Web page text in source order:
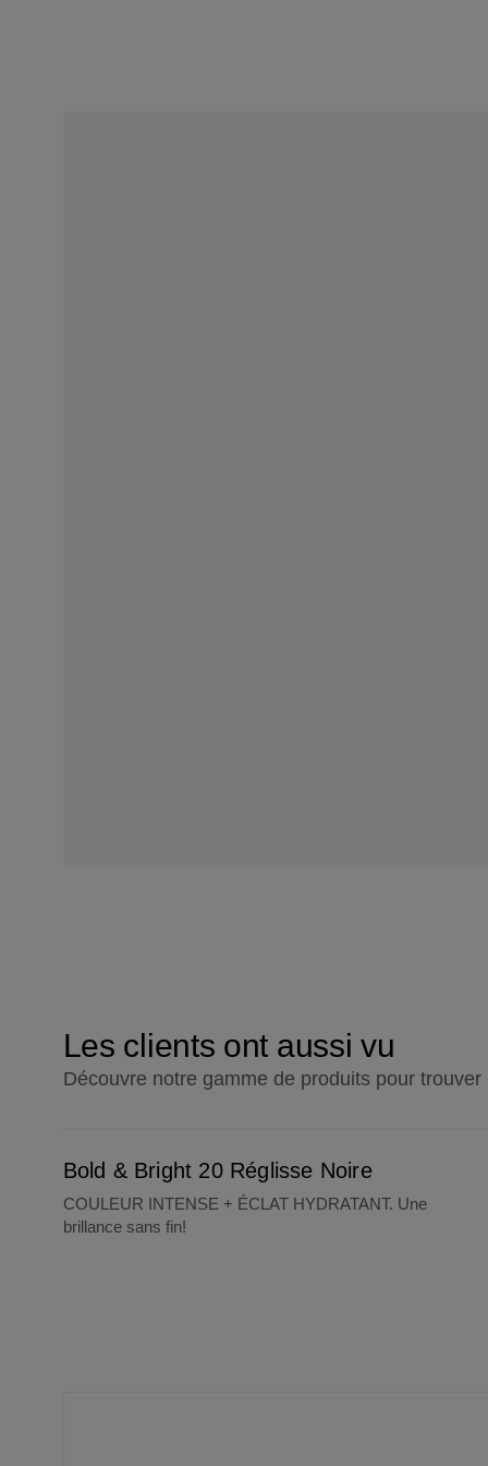
Les clients ont aussi vu
Découvre notre gamme de produits pour trouver
Bold & Bright 20 Réglisse Noire
COULEUR INTENSE + ÉCLAT HYDRATANT. Une
brillance sans fin!